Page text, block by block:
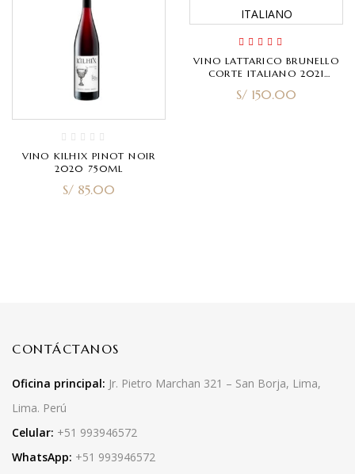
VINO KILHIX PINOT NOIR
2020 750ML
S/ 85.00
Rated5.00out
of 5
VINO LATTARICO BRUNELLO
CORTE ITALIANO 2021
S/ 150.00
CONTÁCTANOS
Oficina principal: Jr. Pietro Marchan 321 – San Borja, Lima,
Lima. Perú
Celular: +51 993946572
WhatsApp: +51 993946572